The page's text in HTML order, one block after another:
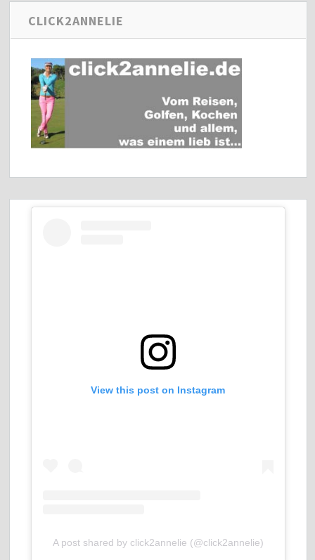
CLICK2ANNELIE
View this post on Instagram
A post shared by click2annelie (@click2annelie)